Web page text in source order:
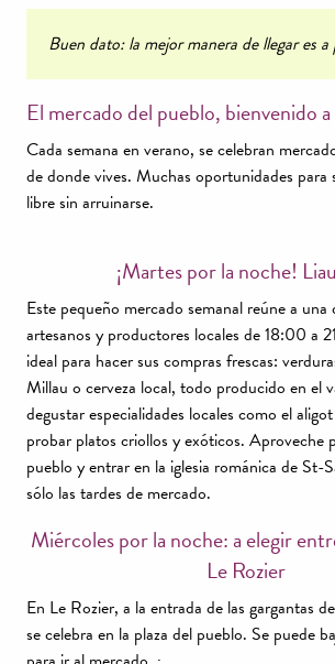
Buen dato: la mejor manera de llegar es a
El mercado del pueblo, bienvenido
Cada semana en verano, se celebran
de donde vives. Muchas oportunidades para
libre sin arruinarse.
¡Martes por la noche!
Este pequeño mercado semanal reúne a una
artesanos y productores locales de 18:00 a
ideal para hacer sus compras frescas:
Millau o cerveza local, todo producido en el
degustar especialidades locales como el
probar platos criollos y exóticos. Aproveche
pueblo y entrar en la iglesia románica de St-
sólo las tardes de mercado.
Miércoles por la noche: a elegir
Le Rozier
En Le Rozier, a la entrada de las gargantas
se celebra en la plaza del pueblo. Se puede